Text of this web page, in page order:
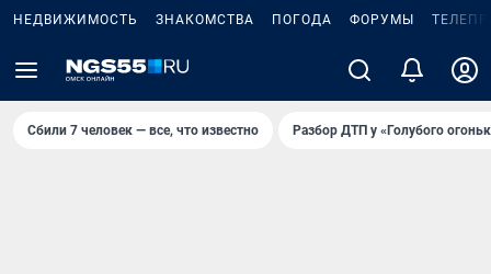
НЕДВИЖИМОСТЬ ЗНАКОМСТВА ПОГОДА ФОРУМЫ
Сбили 7 человек — все, что известно Разбор ДТП у «Голубого